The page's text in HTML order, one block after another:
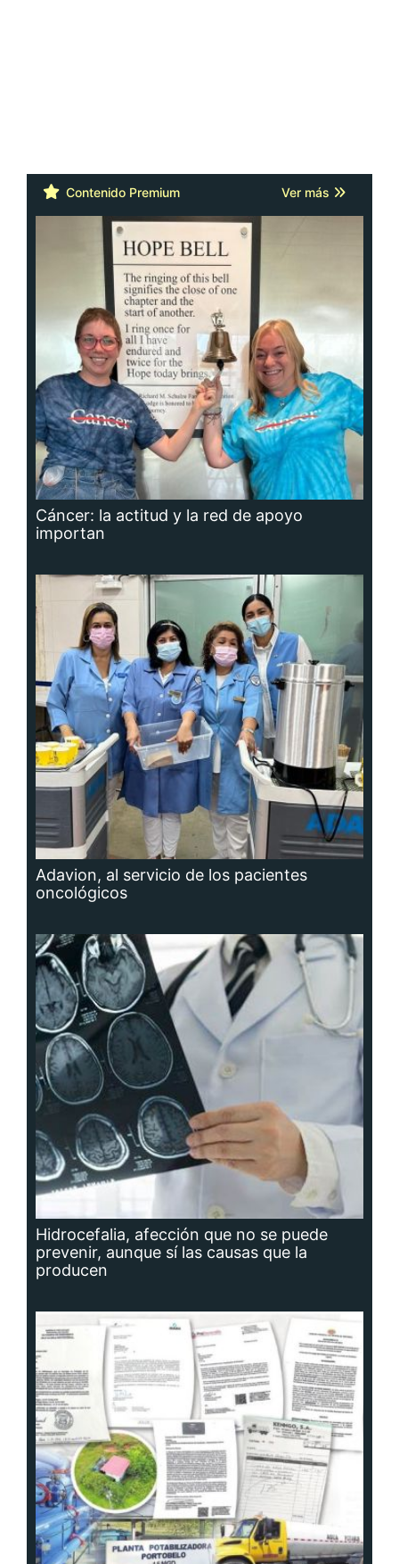
Contenido Premium Ver más
Cáncer: la actitud y la red de apoyo
importan
Adavion, al servicio de los pacientes
oncológicos
Hidrocefalia, afección que no se puede
prevenir, aunque sí las causas que la
producen